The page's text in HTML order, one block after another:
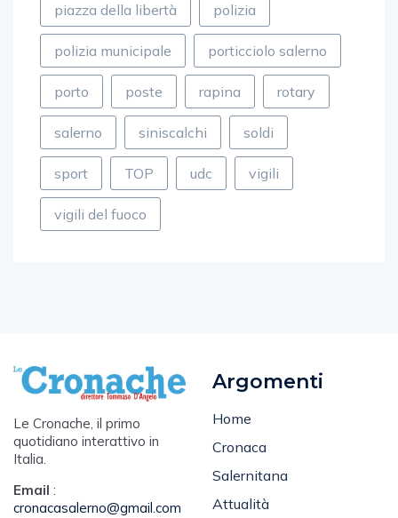
piazza della libertà polizia
polizia municipale porticciolo salerno
porto poste rapina rotary
salerno siniscalchi soldi
sport TOP udc vigili
vigili del fuoco
Le Cronache, il primo
quotidiano interattivo in
Italia.
Email :
cronacasalerno@gmail.com
Argomenti
Home
Cronaca
Salernitana
Attualità